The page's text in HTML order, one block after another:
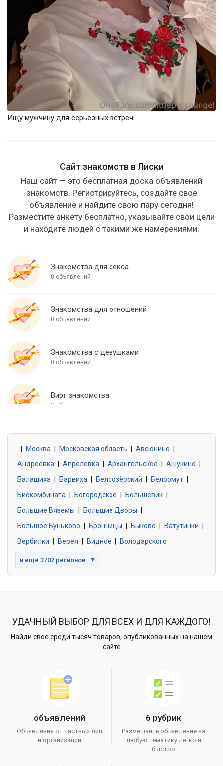
Ищу мужчину для серьёзных встреч
Сайт знакомств в Лиски
Наш сайт — это бесплатная доска объявлений
знакомств. Регистрируйтесь, создайте свое
объявление и найдите свою пару сегодня!
Разместите анкету бесплатно, указывайте свои цели
и находите людей с такими же намерениями.
Знакомства для секса
0 объявлений
Знакомства для отношений
0 объявлений
Знакомства с девушками
0 объявлений
Вирт знакомства
0 объявлений
0 объявлений
Знакомства без обязательств
0 объявлений
Москва Московская область Авсюнино
Андреевка
Апрелевка Архангельское Ашукино
Балашиха
Барвиха Белоозёрский Белоомут
Биокомбината
Богородское Большевик
Большие Вяземы
Большие Дворы
Большое Буньково
Бронницы Быково Ватутинки
Вербилки
Верея Видное Володарского
и ещё 3702 регионов ▼
УДАЧНЫЙ ВЫБОР ДЛЯ ВСЕХ И ДЛЯ КАЖДОГО!
Найди свое среди тысяч товаров, опубликованных на нашем
сайте
объявлений
Объявления от частных лиц
и организаций
6 рубрик
Размещайте объявление на
любую тематику легко и
быстро